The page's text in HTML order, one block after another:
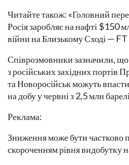
Читайте також: «Головний
Росія заробляє на нафті $150
війни на Близькому Сході — FT
Співрозмовники зазначили,
з російських західних портів
та Новоросійськ можуть
на добу у червні з 2,5 млн
Реклама:
Зниження може бути частково
скороченням рівня видобутку